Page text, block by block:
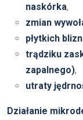
naskórka,
zmian
płytkich
trądziku
zapalnego),
utraty
Działanie